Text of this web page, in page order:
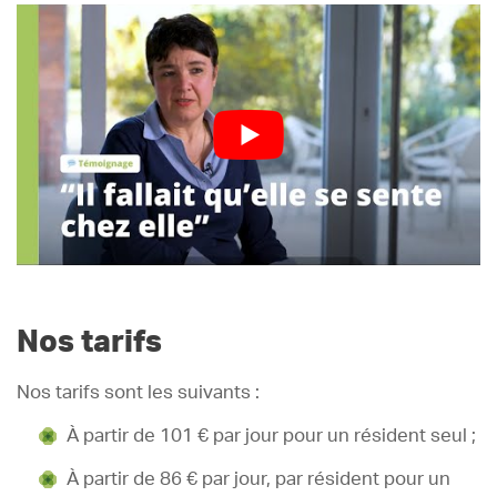
Nos tarifs
Nos tarifs sont les suivants :
À partir de 101 € par jour pour un résident seul ;
À partir de 86 € par jour, par résident pour un